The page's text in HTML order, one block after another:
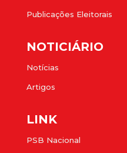
Publicações Eleitorais
NOTICIÁRIO
Notícias
Artigos
LINK
PSB Nacional